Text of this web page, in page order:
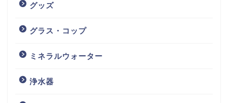
グッズ
グラス・コップ
ミネラルウォーター
浄水器